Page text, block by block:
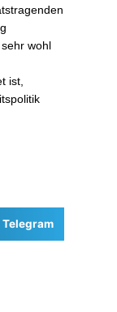
wohl
ist,
Telegram